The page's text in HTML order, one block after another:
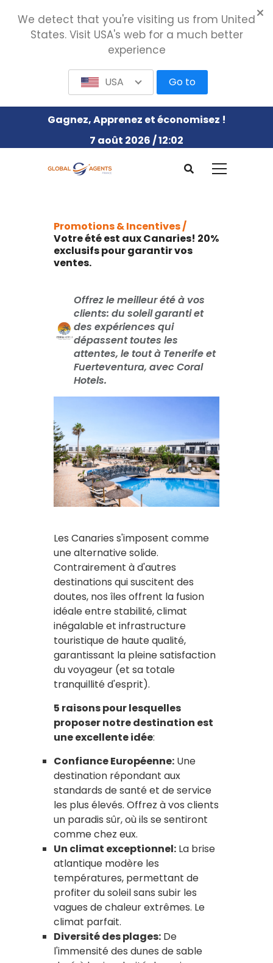
Gagnez, Apprenez et économisez !
7 août 2026 / 12:02
Promotions & Incentives /
Votre été est aux Canaries! 20%
exclusifs pour garantir vos
ventes.
Offrez le meilleur été à vos
clients: du soleil garanti et
des expériences qui
dépassent toutes les
attentes, le tout à Tenerife et
Fuerteventura, avec Coral
Hotels.
Les Canaries s'imposent comme
une alternative solide.
Contrairement à d'autres
destinations qui suscitent des
doutes, nos îles offrent la fusion
idéale entre stabilité, climat
inégalable et infrastructure
touristique de haute qualité,
garantissant la pleine satisfaction
du voyageur (et sa totale
tranquillité d'esprit).
5 raisons pour lesquelles
proposer notre destination est
une excellente idée:
Confiance Européenne: Une
destination répondant aux
standards de santé et de service
les plus élevés. Offrez à vos clients
un paradis sûr, où ils se sentiront
comme chez eux.
Un climat exceptionnel: La brise
atlantique modère les
températures, permettant de
profiter du soleil sans subir les
vagues de chaleur extrêmes. Le
climat parfait.
Diversité des plages: De
l'immensité des dunes de sable
We detect that you're visiting us from United
States. Visit USA's web for a much better
experience
USA Go to